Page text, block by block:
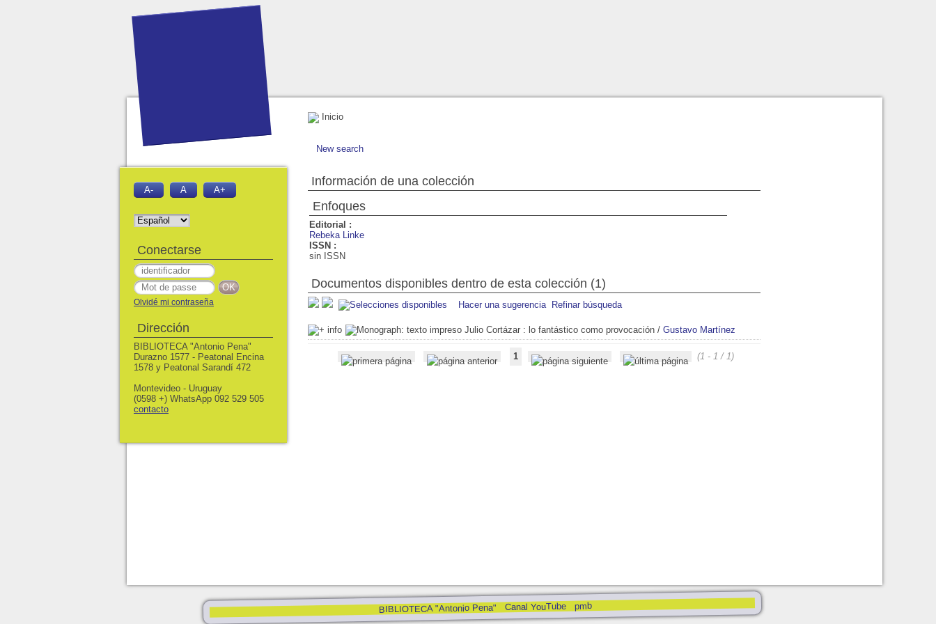
Inicio
New search
Información de una colección
Enfoques
Editorial :
Rebeka Linke
ISSN :
sin ISSN
Documentos disponibles dentro de esta colección (1)
Hacer una sugerencia Refinar búsqueda
Julio Cortázar : lo fantástico como provocación / Gustavo Martínez
1 (1 - 1 / 1)
BIBLIOTECA "Antonio Pena" Canal YouTube pmb
A- A A+
Conectarse
Olvidé mi contraseña
Dirección
BIBLIOTECA "Antonio Pena"
Durazno 1577 - Peatonal Encina
1578 y Peatonal Sarandí 472
Montevideo - Uruguay
(0598 +) WhatsApp 092 529 505
contacto